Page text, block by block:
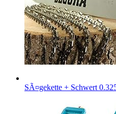
SÃ¤gekette + Schwert